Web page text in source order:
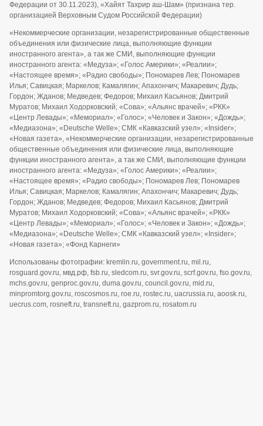
Федерации от 30.11.2023), «Хайят Тахрир аш-Шам» (признана тер.
организацией Верховным Судом Российской Федерации)
«Некоммерческие организации, незарегистрированные общественные
объединения или физические лица, выполняющие функции
иностранного агента», а так же СМИ, выполняющие функции
иностранного агента: «Медуза»; «Голос Америки»; «Реалии»;
«Настоящее время»; «Радио свободы»; Пономарев Лев; Пономарев
Илья; Савицкая; Маркелов; Камалягин; Апахончич; Макаревич; Дудь;
Гордон; Жданов; Медведев; Федоров; Михаил Касьянов; Дмитрий
Муратов; Михаил Ходорковский; «Сова»; «Альянс врачей»; «РКК»
«Центр Левады»; «Мемориал»; «Голос»; «Человек и Закон»; «Дождь»;
«Медиазона»; «Deutsche Welle»; СМК «Кавказский узел»; «Insider»;
«Новая газета», «Некоммерческие организации, незарегистрированные
общественные объединения или физические лица, выполняющие
функции иностранного агента», а так же СМИ, выполняющие функции
иностранного агента: «Медуза»; «Голос Америки»; «Реалии»;
«Настоящее время»; «Радио свободы»; Пономарев Лев; Пономарев
Илья; Савицкая; Маркелов; Камалягин; Апахончич; Макаревич; Дудь;
Гордон; Жданов; Медведев; Федоров; Михаил Касьянов; Дмитрий
Муратов; Михаил Ходорковский; «Сова»; «Альянс врачей»; «РКК»
«Центр Левады»; «Мемориал»; «Голос»; «Человек и Закон»; «Дождь»;
«Медиазона»; «Deutsche Welle»; СМК «Кавказский узел»; «Insider»;
«Новая газета»; «Фонд Карнеги»
Использованы фотографии: kremlin.ru, government.ru, mil.ru,
rosguard.gov.ru, мвд.рф, fsb.ru, sledcom.ru, svr.gov.ru, scrf.gov.ru, fso.gov.ru,
mchs.gov.ru, genproc.gov.ru, duma.gov.ru, council.gov.ru, mid.ru,
minpromtorg.gov.ru, roscosmos.ru, roe.ru, rostec.ru, uacrussia.ru, aoosk.ru,
uecrus.com, rosneft.ru, transneft.ru, gazprom.ru, rosatom.ru